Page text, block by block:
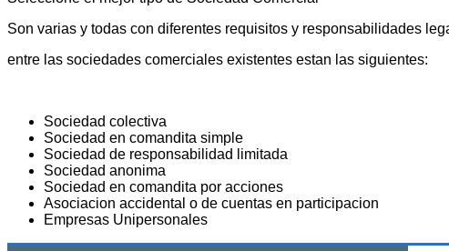
Son varias y todas con diferentes requisitos y responsabilidades
entre las sociedades comerciales existentes estan las siguientes:
Sociedad colectiva
Sociedad en comandita simple
Sociedad de responsabilidad limitada
Sociedad anonima
Sociedad en comandita por acciones
Asociacion accidental o de cuentas en participacion
Empresas Unipersonales